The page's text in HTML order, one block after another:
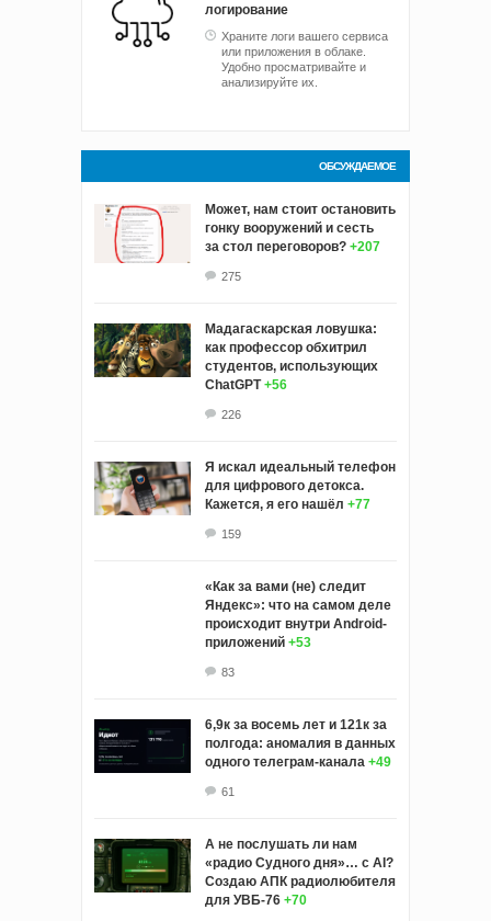
логирование
Храните логи вашего сервиса
или приложения в облаке.
Удобно просматривайте и
анализируйте их.
ОБСУЖДАЕМОЕ
Может, нам стоит остановить
гонку вооружений и сесть
за стол переговоров? +207
275
Мадагаскарская ловушка:
как профессор обхитрил
студентов, использующих
ChatGPT +56
226
Я искал идеальный телефон
для цифрового детокса.
Кажется, я его нашёл +77
159
«Как за вами (не) следит
Яндекс»: что на самом деле
происходит внутри Android-
приложений +53
83
6,9к за восемь лет и 121к за
полгода: аномалия в данных
одного телеграм-канала +49
61
А не послушать ли нам
«радио Судного дня»… с AI?
Создаю АПК радиолюбителя
для УВБ-76 +70